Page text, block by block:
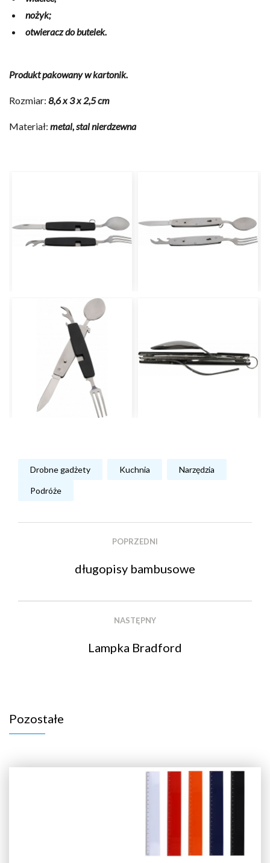
nożyk;
otwieracz do butelek.
Produkt pakowany w kartonik.
Rozmiar: 8,6 x 3 x 2,5 cm
Materiał: metal, stal nierdzewna
Drobne gadżety Kuchnia Narzędzia
Podróże
POPRZEDNI
długopisy bambusowe
NASTĘPNY
Lampka Bradford
Pozostałe